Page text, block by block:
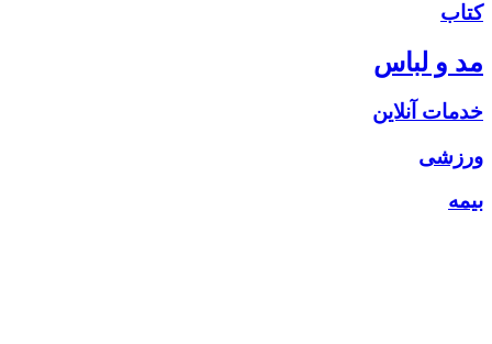
کتاب
مد و لباس
خدمات آنلاین
ورزشی
بیمه